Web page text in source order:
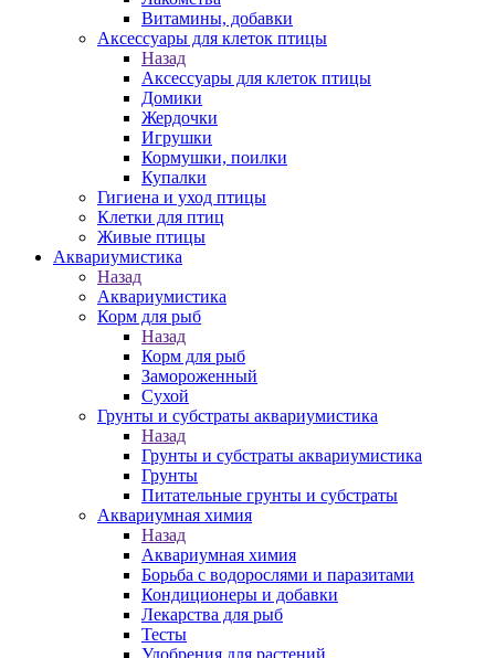
Витамины, добавки
Аксессуары для клеток птицы
Назад
Аксессуары для клеток птицы
Домики
Жердочки
Игрушки
Кормушки, поилки
Купалки
Гигиена и уход птицы
Клетки для птиц
Живые птицы
Аквариумистика
Назад
Аквариумистика
Корм для рыб
Назад
Корм для рыб
Замороженный
Сухой
Грунты и субстраты аквариумистика
Назад
Грунты и субстраты аквариумистика
Грунты
Питательные грунты и субстраты
Аквариумная химия
Назад
Аквариумная химия
Борьба с водорослями и паразитами
Кондиционеры и добавки
Лекарства для рыб
Тесты
Удобрения для растений